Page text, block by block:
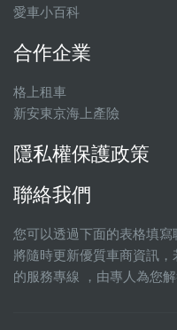
愛車小百科
合作企業
格上租車
新安東京海上產險
隱私權保護政策
聯絡我們
您可以透過下面的表格填
將隨時更新優質車商資訊
的服務專線 ，由專人為您解